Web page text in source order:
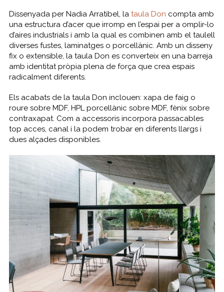
Dissenyada per Nadia Arratibel, la taula Don compta amb
una estructura d’acer que irromp en l’espai per a omplir-lo
d’aires industrials i amb la qual es combinen amb el taulell
diverses fustes, laminatges o porcellànic. Amb un disseny
fix o extensible, la taula Don es converteix en una barreja
amb identitat pròpia plena de força que crea espais
radicalment diferents.
Els acabats de la taula Don inclouen: xapa de faig o
roure sobre MDF, HPL porcellànic sobre MDF, fènix sobre
contraxapat. Com a accessoris incorpora passacables
top acces, canal i la podem trobar en diferents llargs i
dues alçades disponibles.